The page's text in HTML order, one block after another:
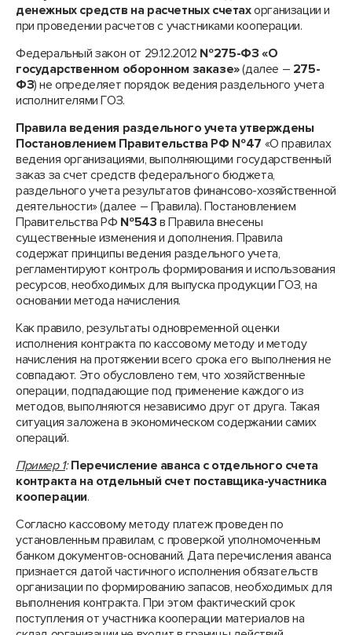
денежных средств на расчетных счетахорганизации и
при проведении расчетов с участниками кооперации.
Федеральный закон от 29.12.2012 №275-ФЗ «О
государственном оборонном заказе»(далее – 275-
ФЗ) не определяет порядок ведения раздельного учета
исполнителями ГОЗ.
Правила ведения раздельного учета утверждены
Постановлением Правительства РФ №47 «О правилах
ведения организациями, выполняющими государственный
заказ за счет средств федерального бюджета,
раздельного учета результатов финансово-хозяйственной
деятельности» (далее – Правила). Постановлением
Правительства РФ №543 в Правила внесены
существенные изменения и дополнения. Правила
содержат принципы ведения раздельного учета,
регламентируют контроль формирования и использования
ресурсов, необходимых для выпуска продукции ГОЗ, на
основании метода начисления.
Как правило, результаты одновременной оценки
исполнения контракта по кассовому методу и методу
начисления на протяжении всего срока его выполнения не
совпадают. Это обусловлено тем, что хозяйственные
операции, подпадающие под применение каждого из
методов, выполняются независимо друг от друга. Такая
ситуация заложена в экономическом содержании самих
операций.
Пример 1:Перечисление аванса с отдельного счета
контракта на отдельный счет поставщика-участника
кооперации.
Согласно кассовому методу платеж проведен по
установленным правилам, с проверкой уполномоченным
банком документов-оснований. Дата перечисления аванса
признается датой частичного исполнения обязательств
организации по формированию запасов, необходимых для
выполнения контракта. При этом фактический срок
поступления от участника кооперации материалов на